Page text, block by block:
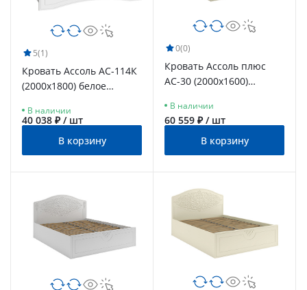
5(1)
Кровать Ассоль АС-114К
(2000x1800) белое
В наличии
40 038 ₽ / шт
В корзину
0(0)
Кровать Ассоль плюс
АС-30 (2000х1600)
В наличии
60 559 ₽ / шт
В корзину